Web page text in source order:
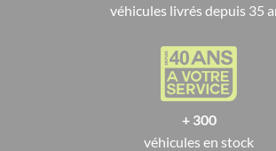
véhicules livrés depuis 35
+ 300
véhicules en stock